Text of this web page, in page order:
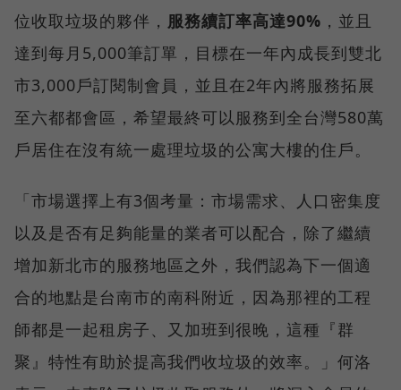
位收取垃圾的夥伴， 服務續訂率高達90% ，並且
達到每月5,000筆訂單，目標在一年內成長到雙北
市3,000戶訂閱制會員，並且在2年內將服務拓展
至六都都會區，希望最終可以服務到全台灣580萬
戶居住在沒有統一處理垃圾的公寓大樓的住戶。
「市場選擇上有3個考量：市場需求、人口密集度
以及是否有足夠能量的業者可以配合，除了繼續
增加新北市的服務地區之外，我們認為下一個適
合的地點是台南市的南科附近，因為那裡的工程
師都是一起租房子、又加班到很晚，這種『群
聚』特性有助於提高我們收垃圾的效率。」何洛